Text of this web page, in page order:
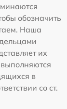
обозначить
Наша
их
в
со ст.